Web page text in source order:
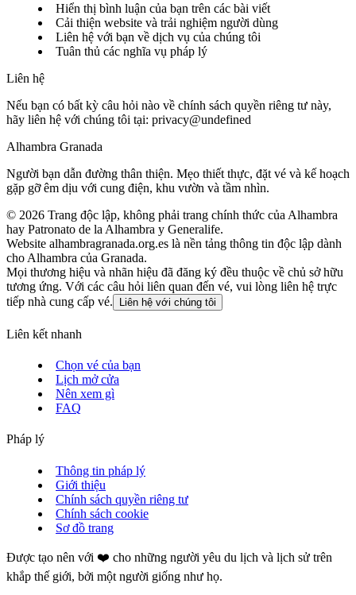
Hiển thị bình luận của bạn trên các bài viết
Cải thiện website và trải nghiệm người dùng
Liên hệ với bạn về dịch vụ của chúng tôi
Tuân thủ các nghĩa vụ pháp lý
Liên hệ
Nếu bạn có bất kỳ câu hỏi nào về chính sách quyền riêng tư này,
hãy liên hệ với chúng tôi tại: privacy@undefined
Alhambra Granada
Người bạn dẫn đường thân thiện. Mẹo thiết thực, đặt vé và kế hoạch
gặp gỡ êm dịu với cung điện, khu vườn và tầm nhìn.
© 2026 Trang độc lập, không phải trang chính thức của Alhambra
hay Patronato de la Alhambra y Generalife.
Website alhambragranada.org.es là nền tảng thông tin độc lập dành
cho Alhambra của Granada.
Mọi thương hiệu và nhãn hiệu đã đăng ký đều thuộc về chủ sở hữu
tương ứng. Với các câu hỏi liên quan đến vé, vui lòng liên hệ trực
tiếp nhà cung cấp vé.
Liên hệ với chúng tôi
Liên kết nhanh
Chọn vé của bạn
Lịch mở cửa
Nên xem gì
FAQ
Pháp lý
Thông tin pháp lý
Giới thiệu
Chính sách quyền riêng tư
Chính sách cookie
Sơ đồ trang
Được tạo nên với ❤️ cho những người yêu du lịch và lịch sử trên
khắp thế giới, bởi một người giống như họ.